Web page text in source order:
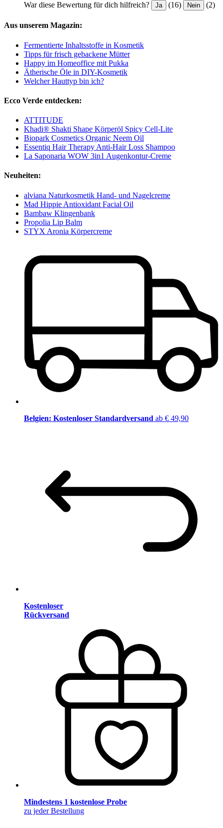
War diese Bewertung für dich hilfreich? Ja (16) Nein (2)
Aus unserem Magazin:
Fermentierte Inhaltsstoffe in Kosmetik
Tipps für frisch gebackene Mütter
Happy im Homeoffice mit Pukka
Ätherische Öle in DIY-Kosmetik
Welcher Hauttyp bin ich?
Ecco Verde entdecken:
ATTITUDE
Khadi® Shakti Shape Körperöl Spicy Cell-Lite
Biopark Cosmetics Organic Neem Oil
Essentiq Hair Therapy Anti-Hair Loss Shampoo
La Saponaria WOW 3in1 Augenkontur-Creme
Neuheiten:
alviana Naturkosmetik Hand- und Nagelcreme
Mad Hippie Antioxidant Facial Oil
Bambaw Klingenbank
Propolia Lip Balm
STYX Aronia Körpercreme
Belgien: Kostenloser Standardversand ab € 49,90
Kostenloser
Rückversand
Mindestens 1 kostenlose Probe
zu jeder Bestellung